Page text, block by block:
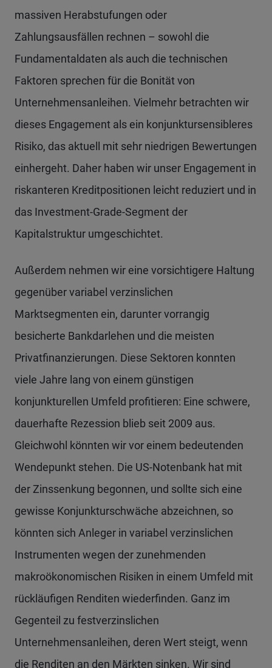
massiven Herabstufungen oder
Zahlungsausfällen rechnen – sowohl die
Fundamentaldaten als auch die technischen
Faktoren sprechen für die Bonität von
Unternehmensanleihen. Vielmehr betrachten wir
dieses Engagement als ein konjunktursensibleres
Risiko, das aktuell mit sehr niedrigen Bewertungen
einhergeht. Daher haben wir unser Engagement in
riskanteren Kreditpositionen leicht reduziert und in
das Investment-Grade-Segment der
Kapitalstruktur umgeschichtet.
Außerdem nehmen wir eine vorsichtigere Haltung
gegenüber variabel verzinslichen
Marktsegmenten ein, darunter vorrangig
besicherte Bankdarlehen und die meisten
Privatfinanzierungen. Diese Sektoren konnten
viele Jahre lang von einem günstigen
konjunkturellen Umfeld profitieren: Eine schwere,
dauerhafte Rezession blieb seit 2009 aus.
Gleichwohl könnten wir vor einem bedeutenden
Wendepunkt stehen. Die US-Notenbank hat mit
der Zinssenkung begonnen, und sollte sich eine
gewisse Konjunkturschwäche abzeichnen, so
könnten sich Anleger in variabel verzinslichen
Instrumenten wegen der zunehmenden
makroökonomischen Risiken in einem Umfeld mit
rückläufigen Renditen wiederfinden. Ganz im
Gegenteil zu festverzinslichen
Unternehmensanleihen, deren Wert steigt, wenn
die Renditen an den Märkten sinken. Wir sind